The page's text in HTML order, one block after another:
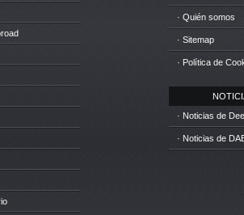
· Quién somos
· Sitemap
· Política de
· Noticias de
· Noticias de